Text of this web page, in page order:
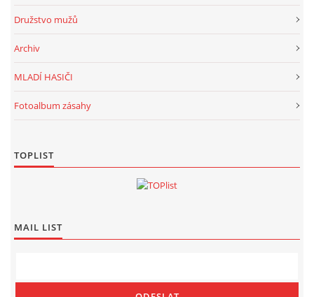
Družstvo mužů
Archiv
MLADÍ HASIČI
Fotoalbum zásahy
TOPLIST
MAIL LIST